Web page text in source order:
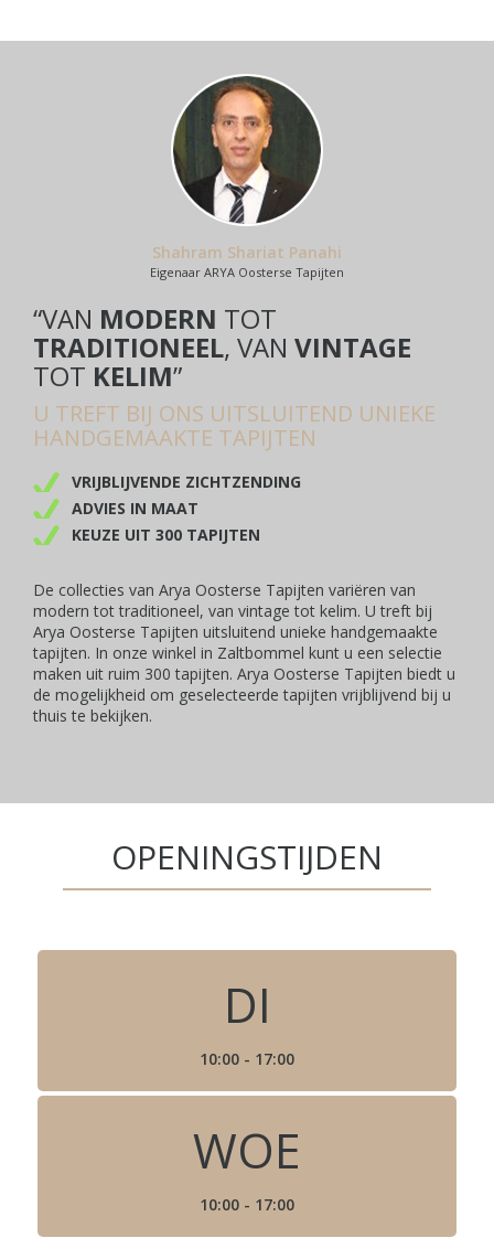
Shahram Shariat Panahi
Eigenaar ARYA Oosterse Tapijten
“VAN MODERN TOT
TRADITIONEEL, VAN VINTAGE
TOT KELIM”
U TREFT BIJ ONS UITSLUITEND UNIEKE
HANDGEMAAKTE TAPIJTEN
VRIJBLIJVENDE ZICHTZENDING
ADVIES IN MAAT
KEUZE UIT 300 TAPIJTEN
De collecties van Arya Oosterse Tapijten variëren van
modern tot traditioneel, van vintage tot kelim. U treft bij
Arya Oosterse Tapijten uitsluitend unieke handgemaakte
tapijten. In onze winkel in Zaltbommel kunt u een selectie
maken uit ruim 300 tapijten. Arya Oosterse Tapijten biedt u
de mogelijkheid om geselecteerde tapijten vrijblijvend bij u
thuis te bekijken.
OPENINGSTIJDEN
DI
10:00 - 17:00
WOE
10:00 - 17:00